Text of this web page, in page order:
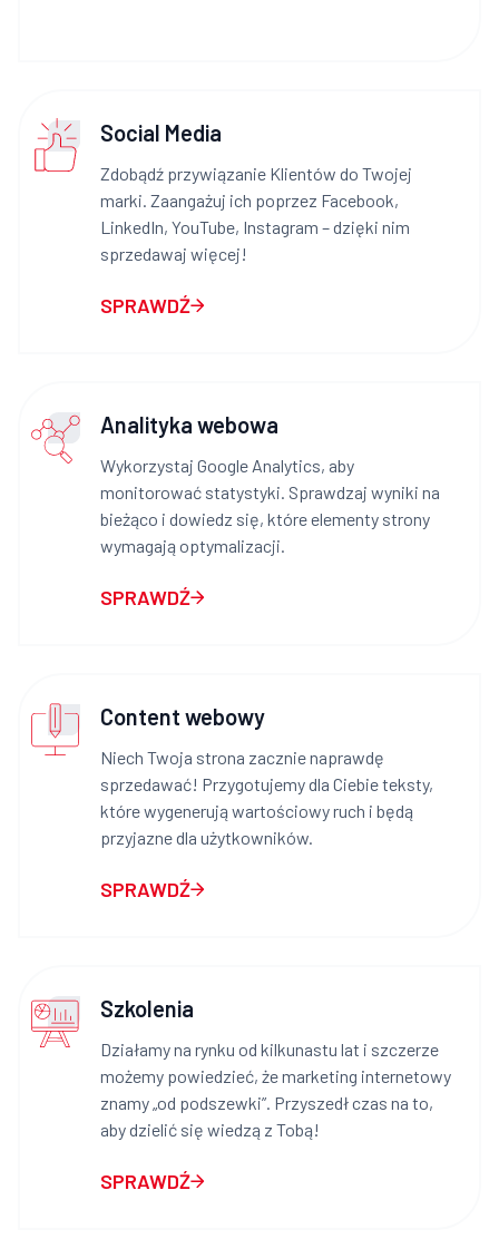
Social Media
Zdobądź przywiązanie Klientów do Twojej
marki. Zaangażuj ich poprzez Facebook,
LinkedIn, YouTube, Instagram – dzięki nim
sprzedawaj więcej!
SPRAWDŹ
Analityka webowa
Wykorzystaj Google Analytics, aby
monitorować statystyki. Sprawdzaj wyniki na
bieżąco i dowiedz się, które elementy strony
wymagają optymalizacji.
SPRAWDŹ
Content webowy
Niech Twoja strona zacznie naprawdę
sprzedawać! Przygotujemy dla Ciebie teksty,
które wygenerują wartościowy ruch i będą
przyjazne dla użytkowników.
SPRAWDŹ
Szkolenia
Działamy na rynku od kilkunastu lat i szczerze
możemy powiedzieć, że marketing internetowy
znamy „od podszewki”. Przyszedł czas na to,
aby dzielić się wiedzą z Tobą!
SPRAWDŹ